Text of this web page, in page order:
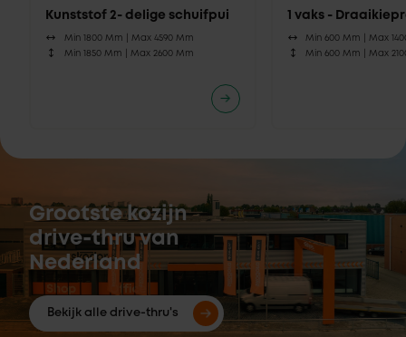
Kunststof 2- delige schuifpui
Min 1800 Mm | Max 4590 Mm
Min 1850 Mm | Max 2600 Mm
1 vaks -
Min 600 Mm |Max
Min 600 Mm |Max
Grootste kozijn
drive-thru van
Nederland
Bekijk alle drive-thru's